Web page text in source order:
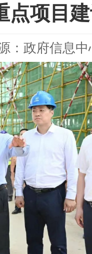
点项目
政府信息中